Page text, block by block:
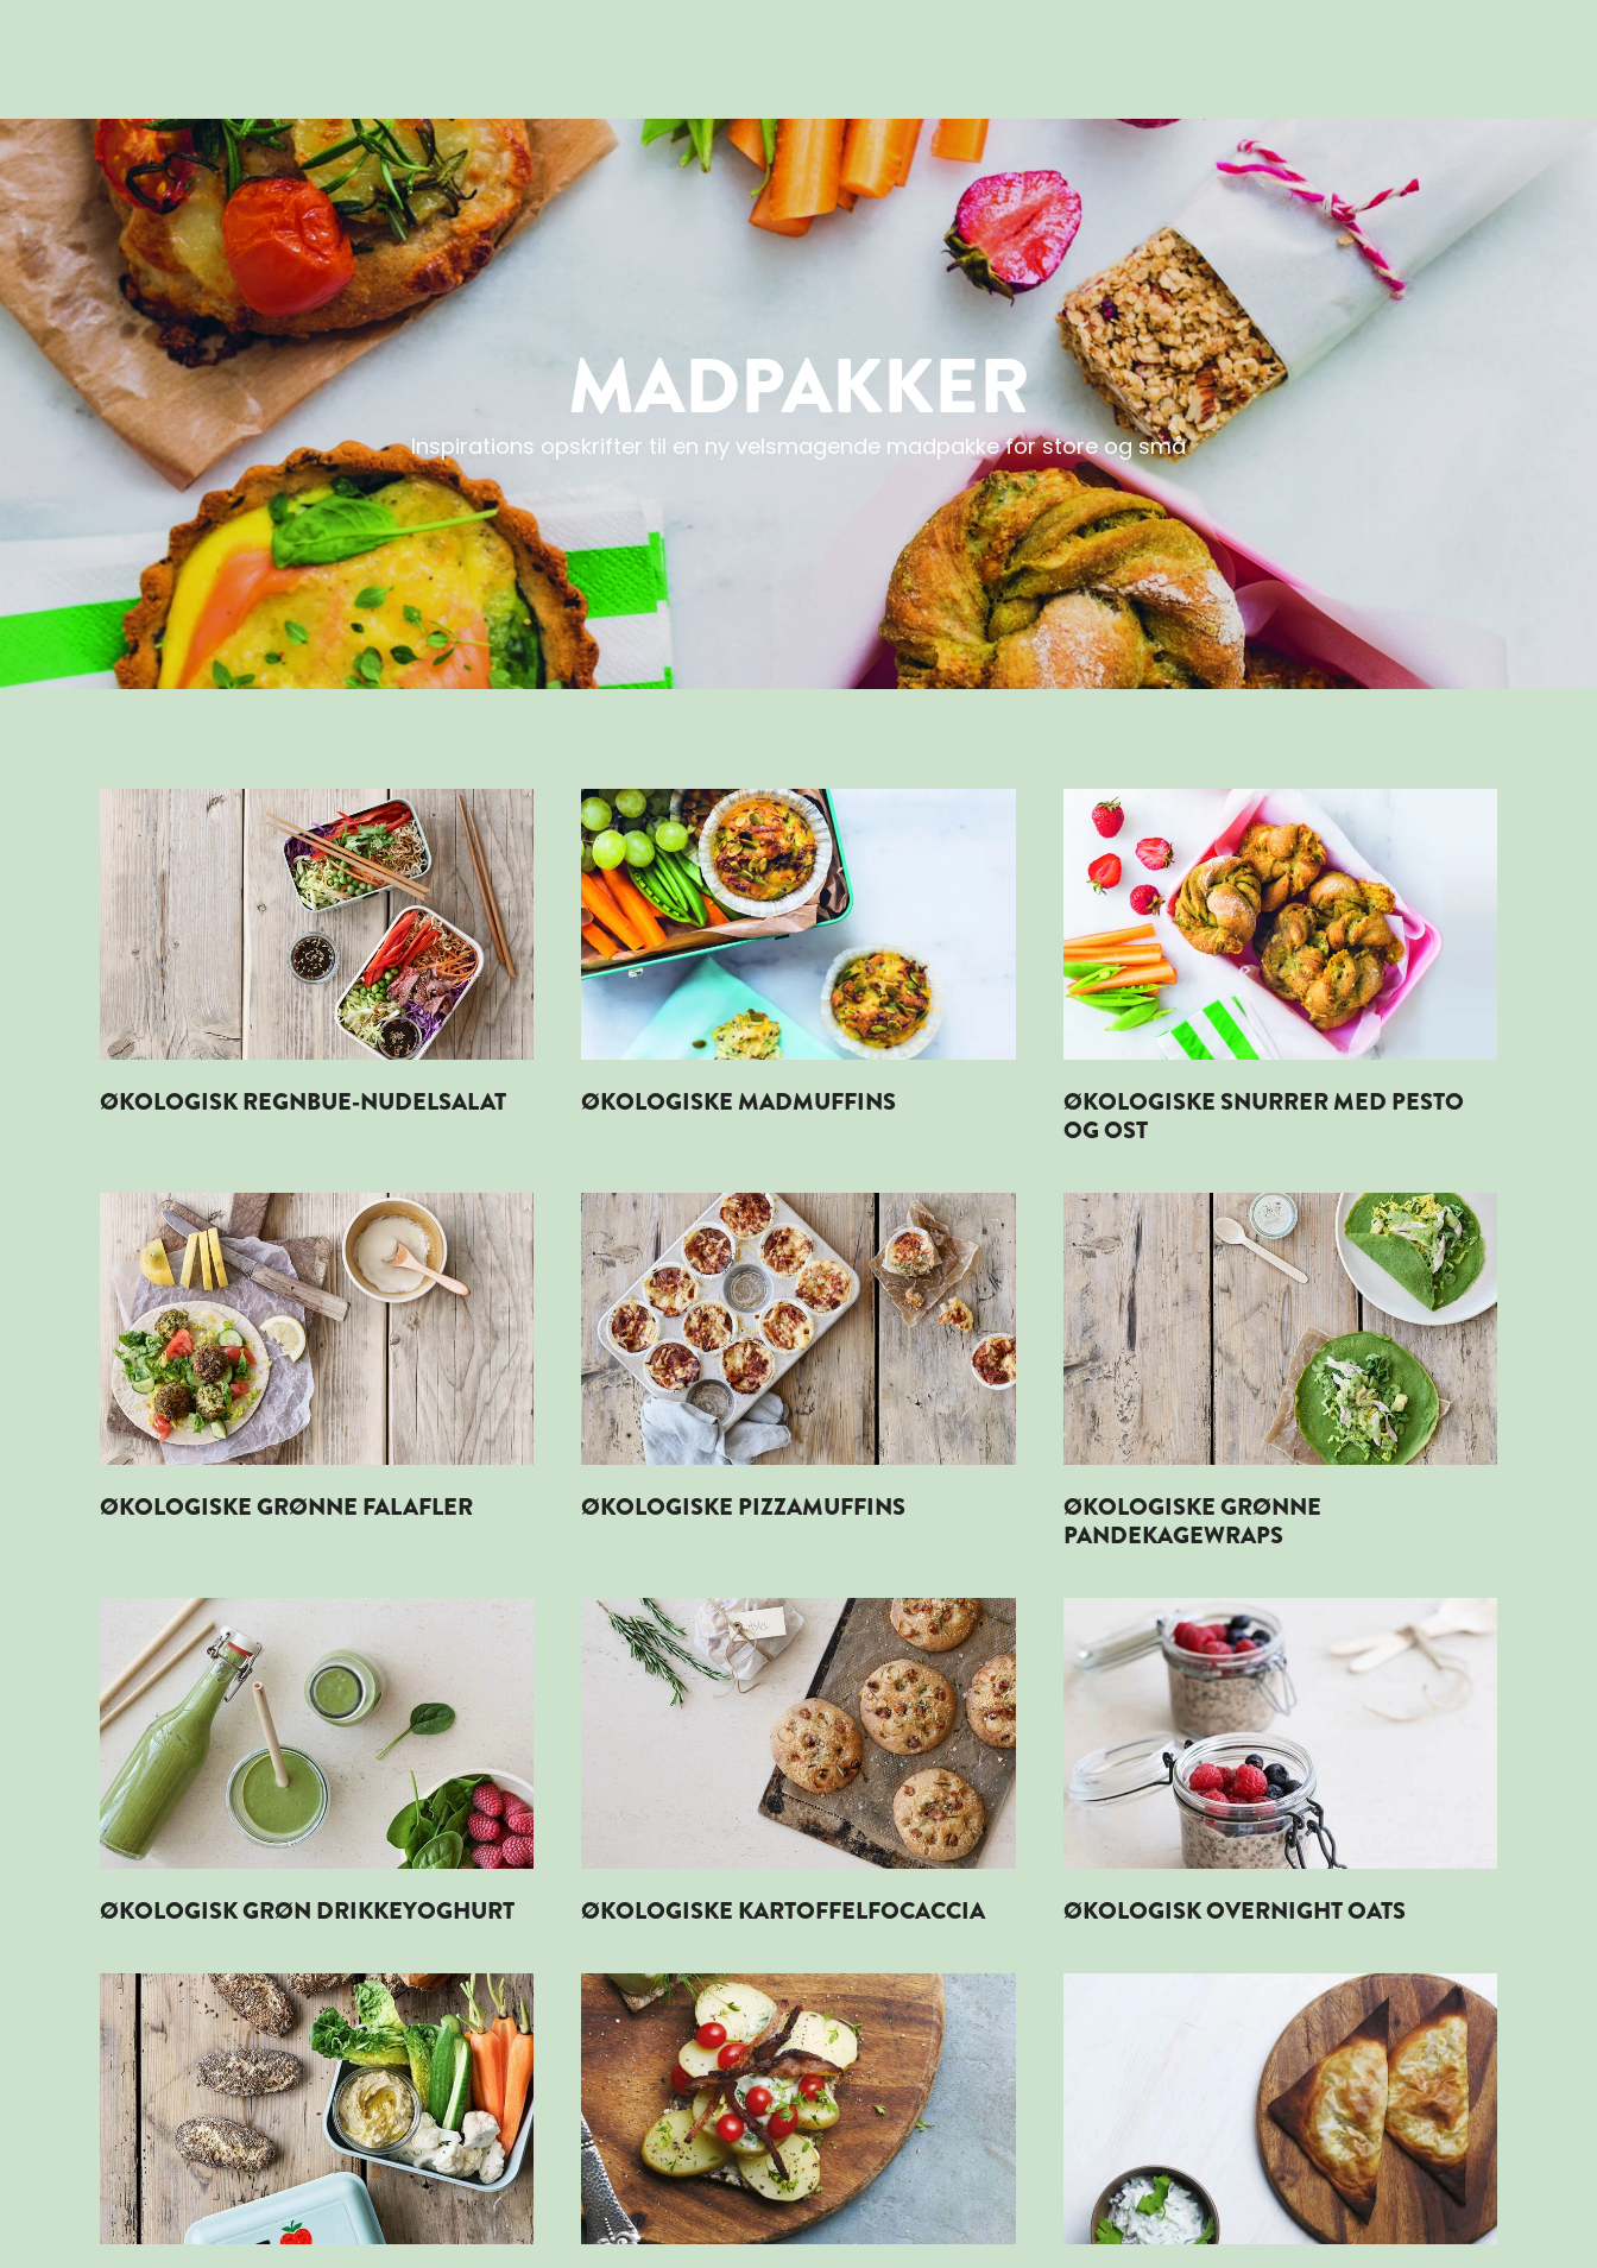
MADPAKKER
Inspirations opskrifter til en ny velsmagende madpakke for store og små
Læs mere om ØKOLOGISK REGNBUE-NUDELSALAT
ØKOLOGISK REGNBUE-NUDELSALAT
Læs mere om ØKOLOGISKE MADMUFFINS
ØKOLOGISKE MADMUFFINS
Læs mere om ØKOLOGISKE SNURRER MED PESTO OG OST
ØKOLOGISKE SNURRER MED PESTO
OG OST
Læs mere om ØKOLOGISKE GRØNNE FALAFLER
ØKOLOGISKE GRØNNE FALAFLER
Læs mere om ØKOLOGISKE PIZZAMUFFINS
ØKOLOGISKE PIZZAMUFFINS
Læs mere om ØKOLOGISKE GRØNNE PANDEKAGEWRAPS
ØKOLOGISKE GRØNNE
PANDEKAGEWRAPS
Læs mere om ØKOLOGISK GRØN DRIKKEYOGHURT
ØKOLOGISK GRØN DRIKKEYOGHURT
Læs mere om ØKOLOGISKE KARTOFFELFOCACCIA
ØKOLOGISKE KARTOFFELFOCACCIA
Læs mere om ØKOLOGISK OVERNIGHT OATS
ØKOLOGISK OVERNIGHT OATS
Læs mere om ØKOLOGISK MINI RUGBRØD MED HUMUSLæs mere om ØKOLOGISK KARTOFFELMAD Læs mere om ØKOLOGISKE KARTOFFELSAMOSAS